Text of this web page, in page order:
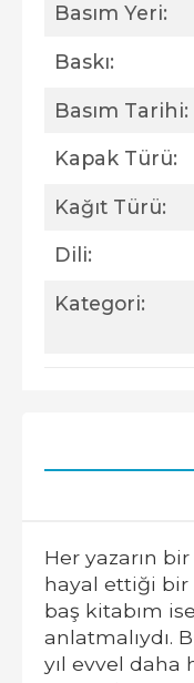
Basım Yeri:
Baskı:
Basım Tarihi:
Kapak Türü:
Kağıt Türü:
Dili:
Kategori:
Her yazarın
hayal ettiği bir
baş kitabım
anlatmalıydı.
yıl evvel daha